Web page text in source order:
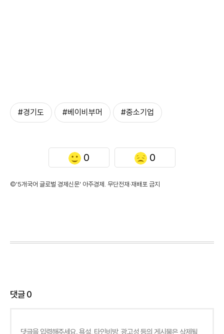
#경기도 #베이비부머 #중소기업
0 0
©'5개국어 글로벌 경제신문' 아주경제. 무단전재·재배포 금지
댓글0